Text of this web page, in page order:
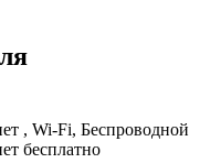
, Wi-Fi, Беспроводной
бесплатно